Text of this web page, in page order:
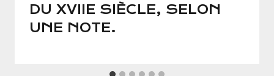
DU XVIIE SIÈCLE, SELON
UNE NOTE.